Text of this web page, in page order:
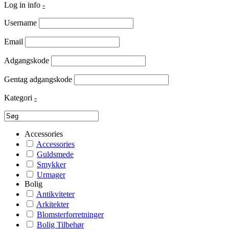
Log in info -
Username
Email
Adgangskode
Gentag adgangskode
Kategori -
Accessories
Accessories
Guldsmede
Smykker
Urmager
Bolig
Antikviteter
Arkitekter
Blomsterforretninger
Bolig Tilbehør